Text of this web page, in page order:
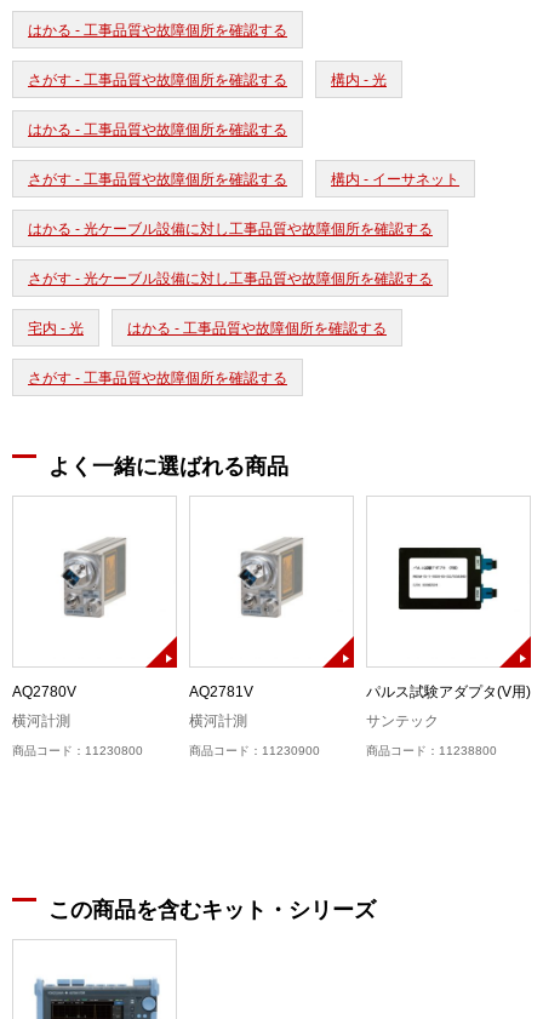
はかる - 工事品質や故障個所を確認する
さがす - 工事品質や故障個所を確認する 構内 - 光
はかる - 工事品質や故障個所を確認する
さがす - 工事品質や故障個所を確認する 構内 - イーサネット
はかる - 光ケーブル設備に対し工事品質や故障個所を確認する
さがす - 光ケーブル設備に対し工事品質や故障個所を確認する
宅内 - 光 はかる - 工事品質や故障個所を確認する
さがす - 工事品質や故障個所を確認する
よく一緒に選ばれる商品
AQ2780V
横河計測
商品コード：11230800
AQ2781V
横河計測
商品コード：11230900
パルス試験アダプタ(V用)
サンテック
商品コード：11238800
この商品を含むキット・シリーズ